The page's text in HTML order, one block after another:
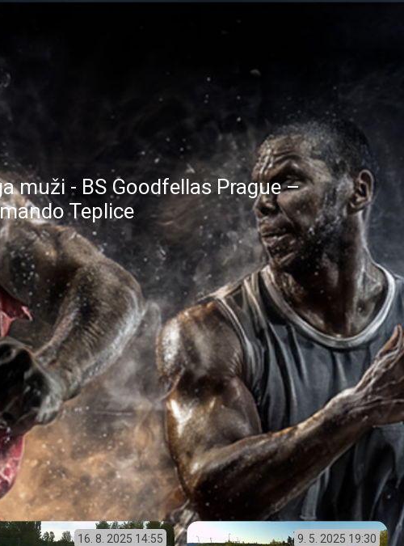
muži - BS Goodfellas Prague –
Teplice
16. 8. 2025 14:55 9. 5. 2025 19:30